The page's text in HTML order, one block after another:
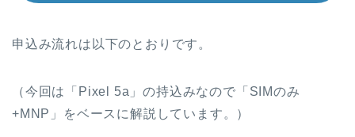
申込み流れは以下のとおりです。
（今回は「Pixel 5a」の持込みなので「SIMのみ
+MNP」をベースに解説しています。）